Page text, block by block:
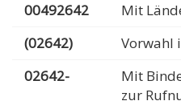
00492642
Mit
(02642)
Vorwahl
02642-
Mit
zur